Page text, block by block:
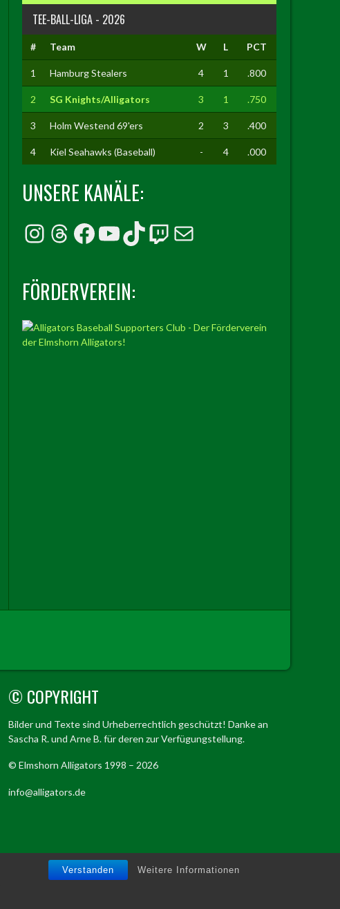
Verstanden Weitere Informationen
TEE-BALL-LIGA - 2026
# Team W L PCT
1 Hamburg Stealers 4 1 .800
2 SG Knights/Alligators 3 1 .750
3 Holm Westend 69'ers 2 3 .400
4 Kiel Seahawks (Baseball) - 4 .000
UNSERE KANÄLE:
Instagram
Threads
Facebook
YouTube
TikTok
Twitch
E-Mail
FÖRDERVEREIN:
© COPYRIGHT
Bilder und Texte sind Urheberrechtlich geschützt! Danke an
Sascha R. und Arne B. für deren zur Verfügungstellung.
© Elmshorn Alligators 1998 – 2026
info@alligators.de